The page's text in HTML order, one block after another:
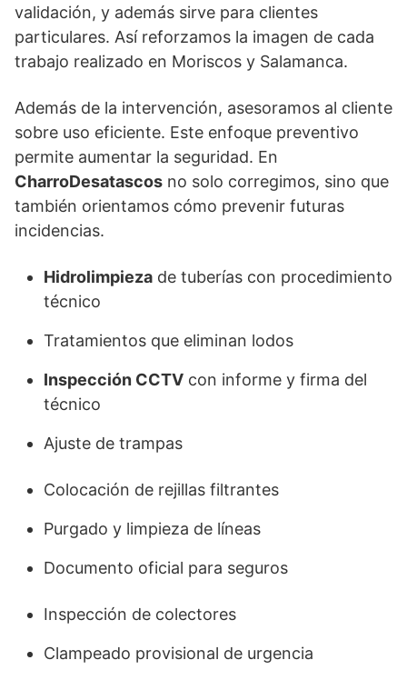
validación, y además sirve para clientes
particulares. Así reforzamos la imagen de cada
trabajo realizado en Moriscos y Salamanca.
Además de la intervención, asesoramos al cliente
sobre uso eficiente. Este enfoque preventivo
permite aumentar la seguridad. En
CharroDesatascos no solo corregimos, sino que
también orientamos cómo prevenir futuras
incidencias.
Hidrolimpieza de tuberías con procedimiento
técnico
Tratamientos que eliminan lodos
Inspección CCTV con informe y firma del
técnico
Ajuste de trampas
Colocación de rejillas filtrantes
Purgado y limpieza de líneas
Documento oficial para seguros
Inspección de colectores
Clampeado provisional de urgencia